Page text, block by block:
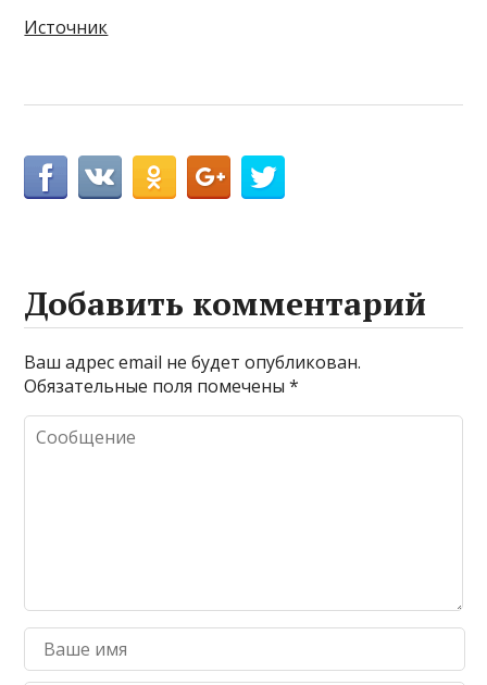
Источник
Добавить комментарий
Ваш адрес email не будет опубликован.
Обязательные поля помечены*